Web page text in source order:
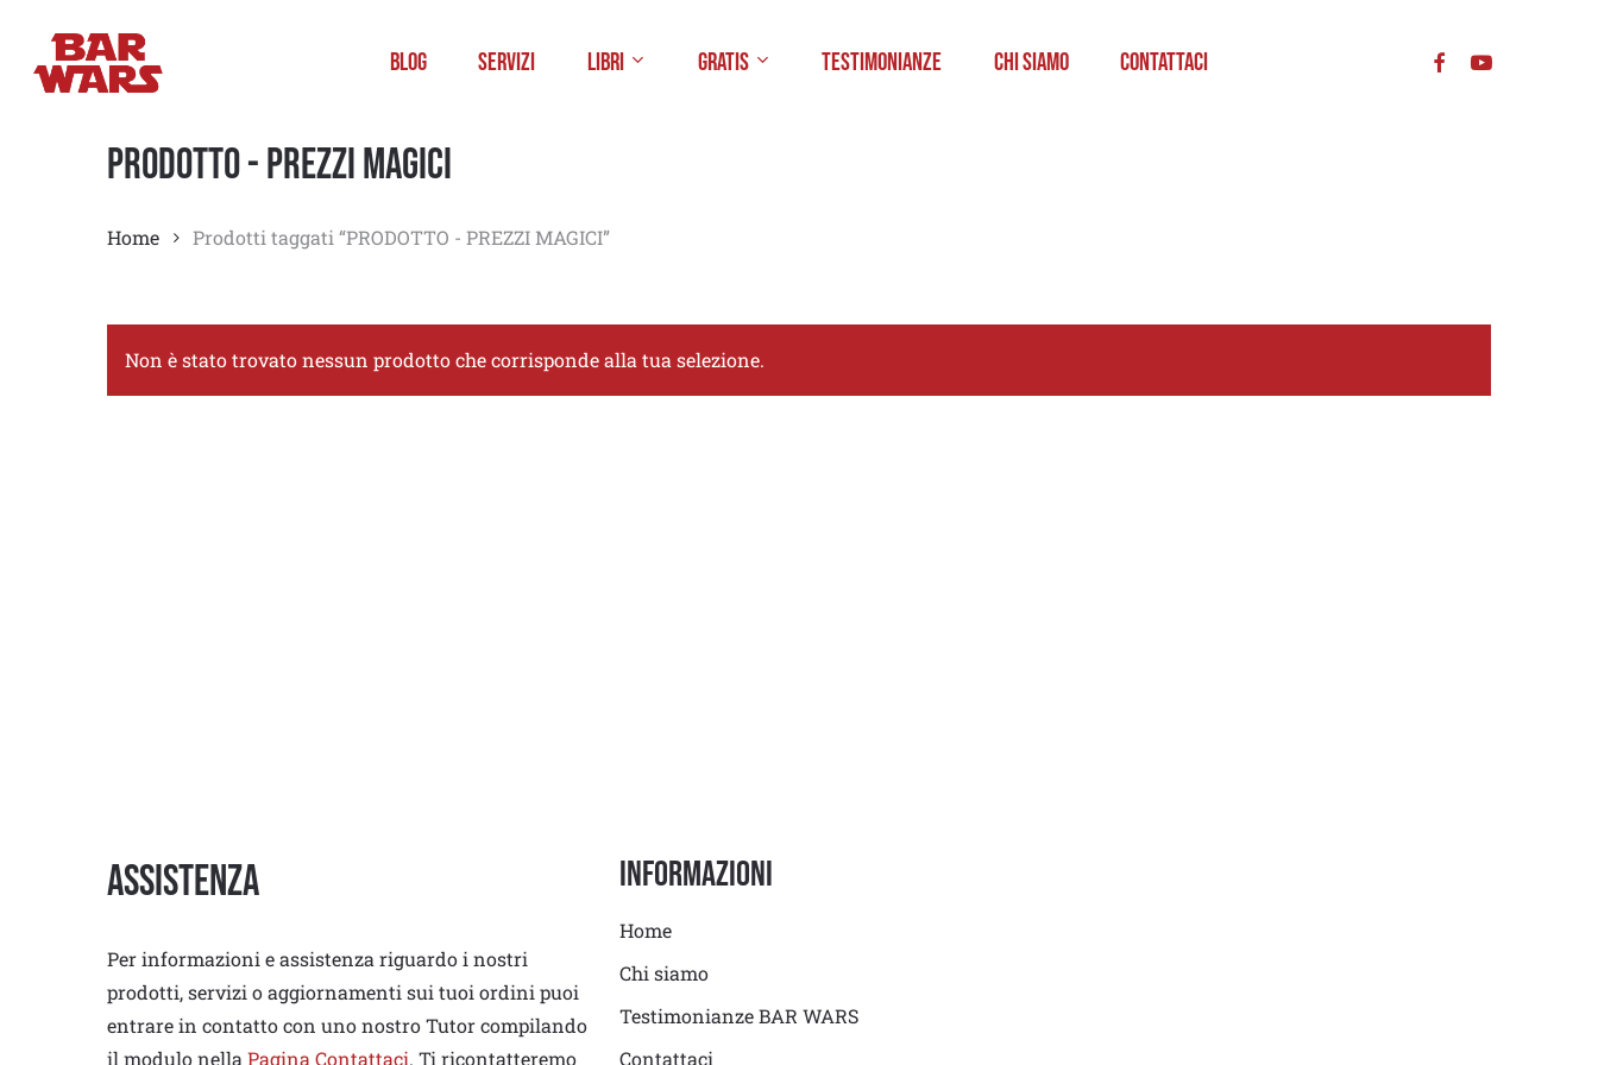
main
Blog Servizi Libri Gratis Testimonianze Chi Siamo Contattaci
PRODOTTO - PREZZI MAGICI
Home Prodotti taggati “PRODOTTO - PREZZI MAGICI”
Non è stato trovato nessun prodotto che corrisponde alla tua selezione.
Assistenza
Per informazioni e assistenza riguardo i nostri
prodotti, servizi o aggiornamenti sui tuoi ordini puoi
entrare in contatto con uno nostro Tutor compilando
il modulo nella Pagina Contattaci. Ti ricontatteremo
Informazioni
Home
Chi siamo
Testimonianze BAR WARS
Contattaci